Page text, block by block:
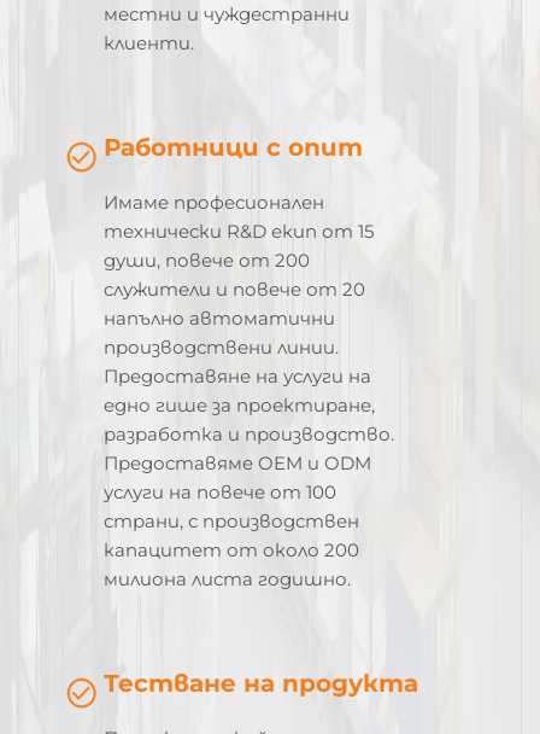
местни и чуждестранни
клиенти.
Работници с опит
Имаме професионален
технически R&D екип от 15
души, повече от 200
служители и повече от 20
напълно автоматични
производствени линии.
Предоставяне на услуги на
едно гише за проектиране,
разработка и производство.
Предоставяме OEM и ODM
услуги на повече от 100
страни, с производствен
капацитет от около 200
милиона листа годишно.
Тестване на продукта